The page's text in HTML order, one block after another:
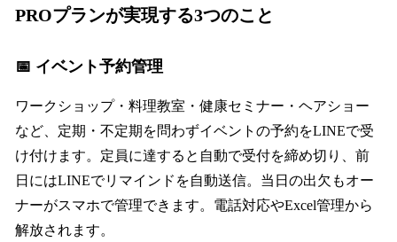
PROプランが実現する3つのこと
📅 イベント予約管理
ワークショップ・料理教室・健康セミナー・ヘアショー
など、定期・不定期を問わずイベントの予約をLINEで受
け付けます。定員に達すると自動で受付を締め切り、前
日にはLINEでリマインドを自動送信。当日の出欠もオー
ナーがスマホで管理できます。電話対応やExcel管理から
解放されます。